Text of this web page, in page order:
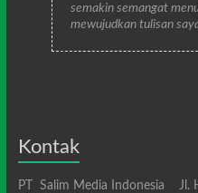
semakin semangat
mewujudkan tulisan
Kontak
PT Salim Media Indonesia Jl.